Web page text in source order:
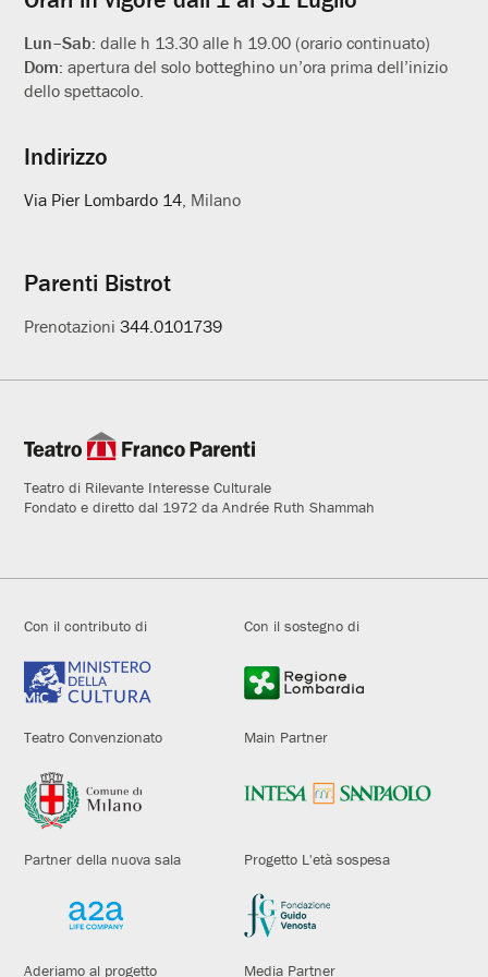
Lun–Sab:dalle h 13.30 alle h 19.00 (orario continuato)
Dom:apertura del solo botteghino un’ora prima dell’inizio
dello spettacolo.
Indirizzo
Via Pier Lombardo 14, Milano
Parenti Bistrot
Prenotazioni344.0101739
Teatro di Rilevante Interesse Culturale
Fondato e diretto dal 1972 da Andrée Ruth Shammah
Con il contributo di Con il sostegno di
Teatro Convenzionato Main Partner
Partner della nuova sala Progetto L'età sospesa
Aderiamo al progetto Media Partner